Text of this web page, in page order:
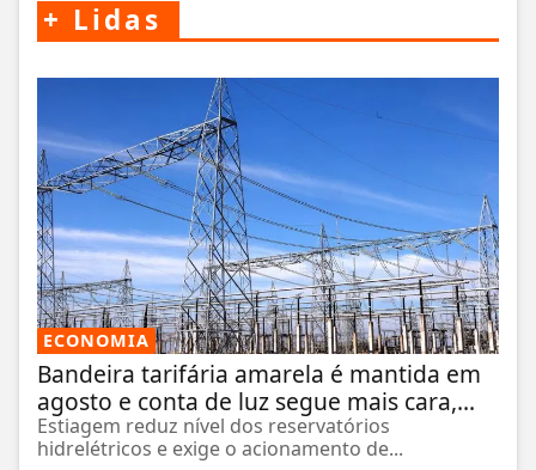
+ Lidas
ECONOMIA
Bandeira tarifária amarela é mantida em
agosto e conta de luz segue mais cara,...
Estiagem reduz nível dos reservatórios
hidrelétricos e exige o acionamento de...